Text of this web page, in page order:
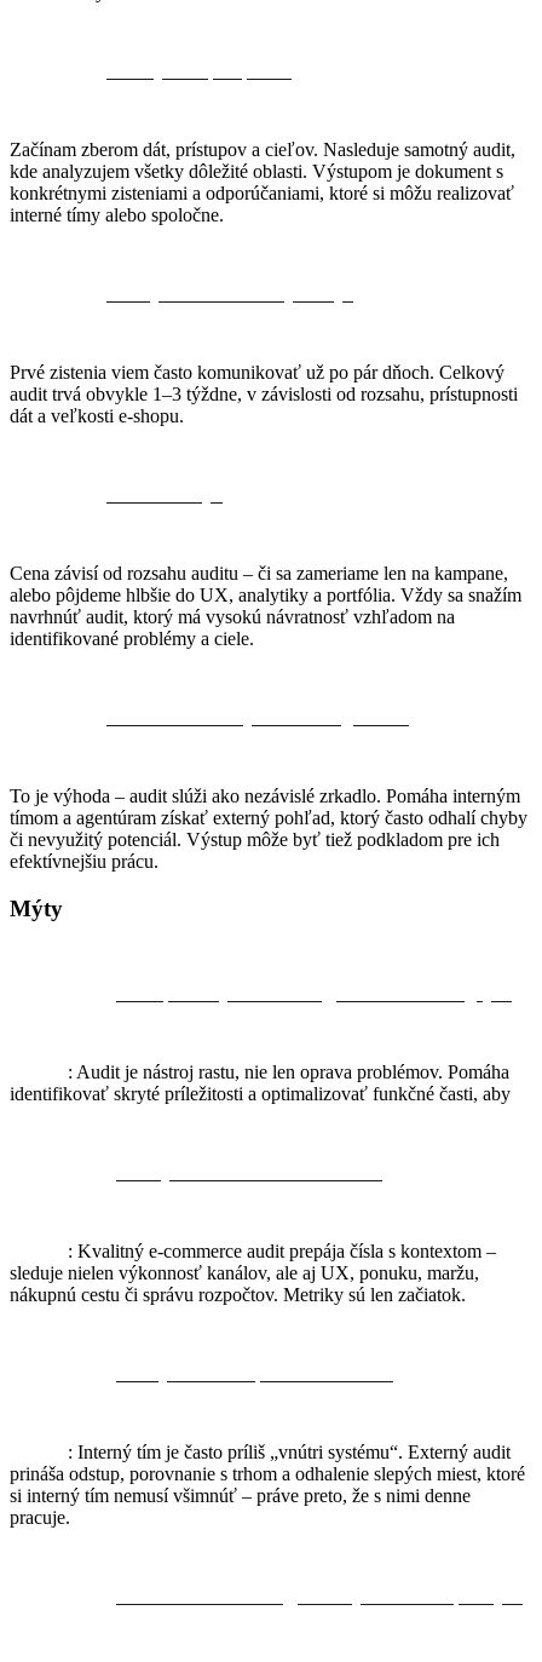
Začínam zberom dát, prístupov a cieľov. Nasleduje samotný audit,
kde analyzujem všetky dôležité oblasti. Výstupom je dokument s
konkrétnymi zisteniami a odporúčaniami, ktoré si môžu realizovať
interné tímy alebo spoločne.
Prvé zistenia viem často komunikovať už po pár dňoch. Celkový
audit trvá obvykle 1–3 týždne, v závislosti od rozsahu, prístupnosti
dát a veľkosti e-shopu.
Cena závisí od rozsahu auditu – či sa zameriame len na kampane,
alebo pôjdeme hlbšie do UX, analytiky a portfólia. Vždy sa snažím
navrhnúť audit, ktorý má vysokú návratnosť vzhľadom na
identifikované problémy a ciele.
To je výhoda – audit slúži ako nezávislé zrkadlo. Pomáha interným
tímom a agentúram získať externý pohľad, ktorý často odhalí chyby
či nevyužitý potenciál. Výstup môže byť tiež podkladom pre ich
efektívnejšiu prácu.
Mýty
: Audit je nástroj rastu, nie len oprava problémov. Pomáha
identifikovať skryté príležitosti a optimalizovať funkčné časti, aby
: Kvalitný e-commerce audit prepája čísla s kontextom –
sleduje nielen výkonnosť kanálov, ale aj UX, ponuku, maržu,
nákupnú cestu či správu rozpočtov. Metriky sú len začiatok.
: Interný tím je často príliš „vnútri systému“. Externý audit
prináša odstup, porovnanie s trhom a odhalenie slepých miest, ktoré
si interný tím nemusí všimnúť – práve preto, že s nimi denne
pracuje.